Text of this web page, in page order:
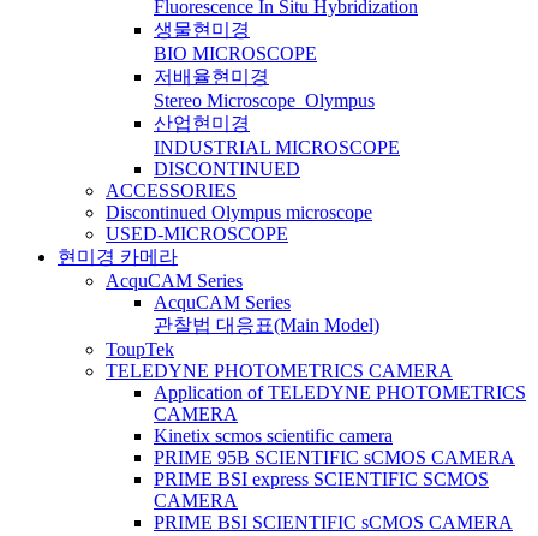
Fluorescence In Situ Hybridization
생물현미경
BIO MICROSCOPE
저배율현미경
Stereo Microscope_Olympus
산업현미경
INDUSTRIAL MICROSCOPE
DISCONTINUED
ACCESSORIES
Discontinued Olympus microscope
USED-MICROSCOPE
현미경 카메라
AcquCAM Series
AcquCAM Series
관찰법 대응표(Main Model)
ToupTek
TELEDYNE PHOTOMETRICS CAMERA
Application of TELEDYNE PHOTOMETRICS
CAMERA
Kinetix scmos scientific camera
PRIME 95B SCIENTIFIC sCMOS CAMERA
PRIME BSI express SCIENTIFIC SCMOS
CAMERA
PRIME BSI SCIENTIFIC sCMOS CAMERA